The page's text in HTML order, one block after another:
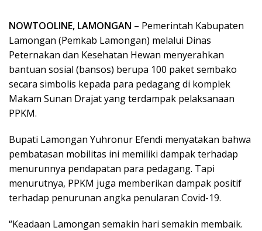
NOWTOOLINE, LAMONGAN – Pemerintah Kabupaten
Lamongan (Pemkab Lamongan) melalui Dinas
Peternakan dan Kesehatan Hewan menyerahkan
bantuan sosial (bansos) berupa 100 paket sembako
secara simbolis kepada para pedagang di komplek
Makam Sunan Drajat yang terdampak pelaksanaan
PPKM.
Bupati Lamongan Yuhronur Efendi menyatakan bahwa
pembatasan mobilitas ini memiliki dampak terhadap
menurunnya pendapatan para pedagang. Tapi
menurutnya, PPKM juga memberikan dampak positif
terhadap penurunan angka penularan Covid-19.
“Keadaan Lamongan semakin hari semakin membaik.